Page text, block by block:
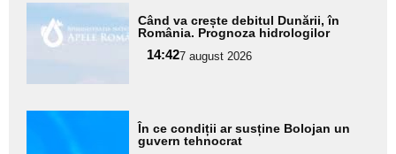
Adaugă
aici textul
pentru
Când va crește debitul Dunării, în
România. Prognoza hidrologilor
14:427 august 2026
Adaugă
aici textul
În ce condiții ar susține Bolojan un
guvern tehnocrat